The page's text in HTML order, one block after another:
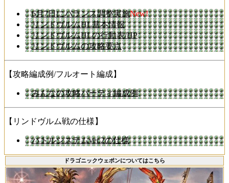
6月7日にバランス調整実施New!
リンドヴルムHL基本情報
リンドヴルムHLの行動表/HP
リンドヴルムの攻略要点
【攻略編成例/フルオート編成】
みんなの攻略パーティ編成例
【リンドヴルム戦の仕様】
バトルシステムver.2の仕様
ドラゴニックウェポンについてはこちら